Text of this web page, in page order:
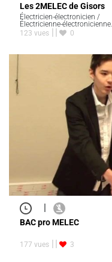
Les 2MELEC de Gisors
Électricien-électronicien /
Électricienne-électronicienne…
123 vues
0
|
BAC pro MELEC
177 vues 3